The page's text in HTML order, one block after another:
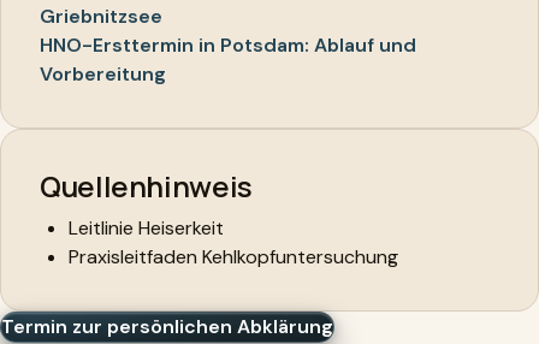
Griebnitzsee
HNO-Ersttermin in Potsdam: Ablauf und
Vorbereitung
Quellenhinweis
Leitlinie Heiserkeit
Praxisleitfaden Kehlkopfuntersuchung
Termin zur persönlichen Abklärung